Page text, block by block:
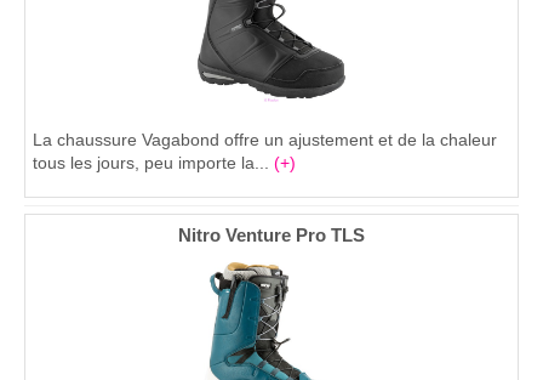
La chaussure Vagabond offre un ajustement et de la chaleur
tous les jours, peu importe la... (+)
Nitro Venture Pro TLS